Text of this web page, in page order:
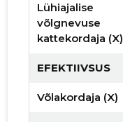
Lühiajalise
võlgnevuse
kattekordaja (X)
EFEKTIIVSUS
Võlakordaja (X)